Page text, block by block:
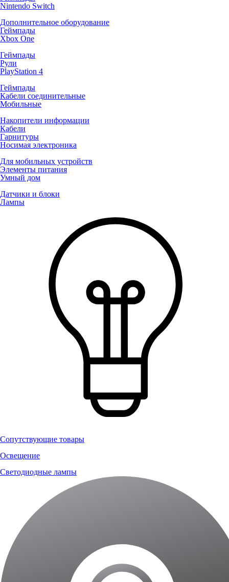
Nintendo Switch
Дополнительное оборудование
Геймпады
Xbox One
Геймпады
Рули
PlayStation 4
Геймпады
Кабели соединительные
Мобильные
Накопители информации
Кабели
Гарнитуры
Носимая электроника
Для мобильных устройств
Элементы питания
Умный дом
Датчики и блоки
Лампы
Сопутствующие товары
Освещение
Светодиодные лампы